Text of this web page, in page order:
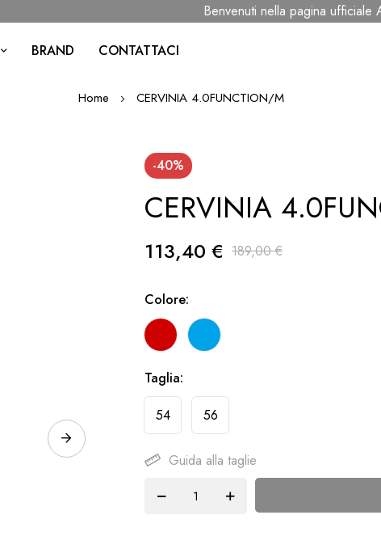
Benvenuti nella pagina ufficiale
BRAND CONTATTACI
Home CERVINIA 4.0FUNCTION/M
-40%
CERVINIA
113,40 € 189,00 €
Colore
Taglia
54
56
Guida alla taglie